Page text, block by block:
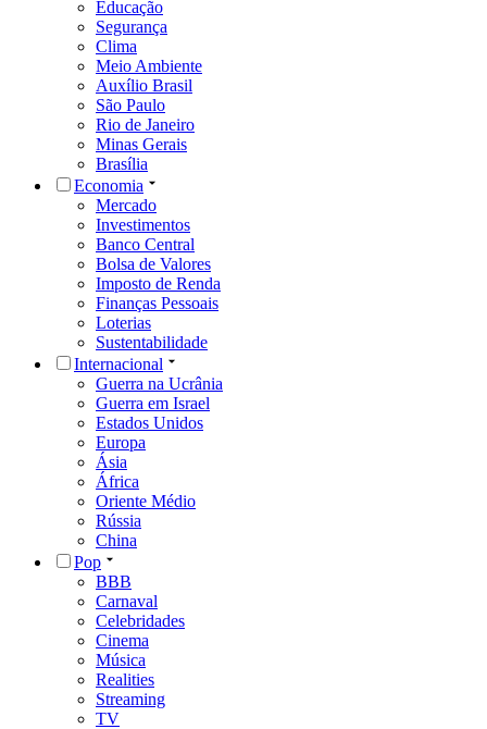
Educação
Segurança
Clima
Meio Ambiente
Auxílio Brasil
São Paulo
Rio de Janeiro
Minas Gerais
Brasília
Economia
Mercado
Investimentos
Banco Central
Bolsa de Valores
Imposto de Renda
Finanças Pessoais
Loterias
Sustentabilidade
Internacional
Guerra na Ucrânia
Guerra em Israel
Estados Unidos
Europa
Ásia
África
Oriente Médio
Rússia
China
Pop
BBB
Carnaval
Celebridades
Cinema
Música
Realities
Streaming
TV